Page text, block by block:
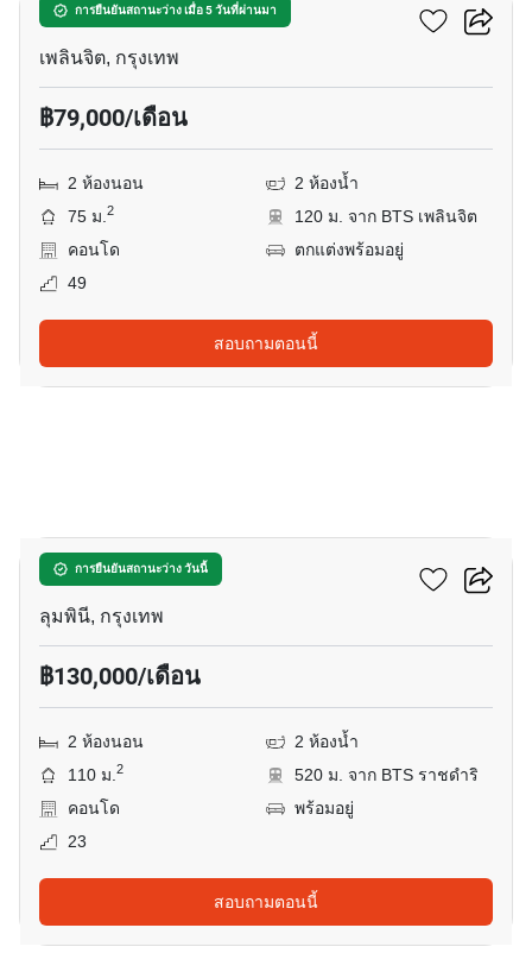
การยืนยันสถานะว่าง เมื่อ 5 วันที่ผ่านมา
โนเบิล เพลินจิต
เพลินจิต, กรุงเทพ
฿79,000/เดือน
2 ห้องนอน
2 ห้องน้ำ
75 ม.2
120 ม. จาก BTS เพลินจิต
คอนโด
ตกแต่งพร้อมอยู่
49
สอบถามตอนนี้
การยืนยันสถานะว่าง วันนี้
สินธร เรสซิเดนซ์
ลุมพินี, กรุงเทพ
฿130,000/เดือน
2 ห้องนอน
2 ห้องน้ำ
110 ม.2
520 ม. จาก BTS ราชดำริ
คอนโด
พร้อมอยู่
23
สอบถามตอนนี้